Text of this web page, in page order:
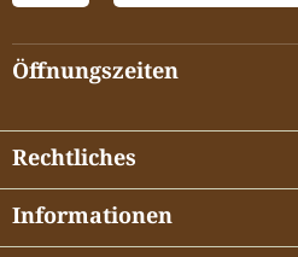
Öffnungszeiten
Rechtliches
Informationen